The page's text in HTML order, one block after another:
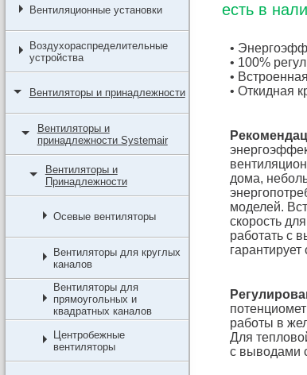
Вентиляционные установки
Воздухораспределительные
устройства
Вентиляторы и принадлежности
Вентиляторы и
принадлежности Systemair
Вентиляторы и
Принадлежности
Осевые вентиляторы
Вентиляторы для круглых
каналов
Вентиляторы для
прямоугольных и
квадратных каналов
Центробежные
вентиляторы
есть в
•
• 100%
•
• Откидная
дома,
моделей.
скорость
работать с
работы в
Для
с выводами